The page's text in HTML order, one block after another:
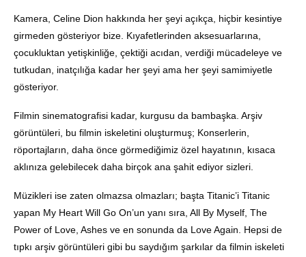
Kamera, Celine Dion hakkında her şeyi açıkça, hiçbir kesintiye
girmeden gösteriyor bize. Kıyafetlerinden aksesuarlarına,
çocukluktan yetişkinliğe, çektiği acıdan, verdiği mücadeleye ve
tutkudan, inatçılığa kadar her şeyi ama her şeyi samimiyetle
gösteriyor.
Filmin sinematografisi kadar, kurgusu da bambaşka. Arşiv
görüntüleri, bu filmin iskeletini oluşturmuş; Konserlerin,
röportajların, daha önce görmediğimiz özel hayatının, kısaca
aklınıza gelebilecek daha birçok ana şahit ediyor sizleri.
Müzikleri ise zaten olmazsa olmazları; başta Titanic’i Titanic
yapan My Heart Will Go On’un yanı sıra, All By Myself, The
Power of Love, Ashes ve en sonunda da Love Again. Hepsi de
tıpkı arşiv görüntüleri gibi bu saydığım şarkılar da filmin iskeleti